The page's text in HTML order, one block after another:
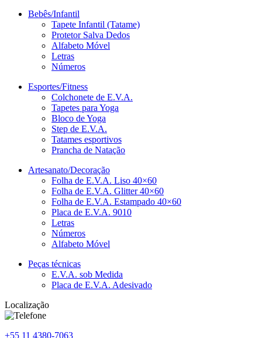
Bebês/Infantil
Tapete Infantil (Tatame)
Protetor Salva Dedos
Alfabeto Móvel
Letras
Números
Esportes/Fitness
Colchonete de E.V.A.
Tapetes para Yoga
Bloco de Yoga
Step de E.V.A.
Tatames esportivos
Prancha de Natação
Artesanato/Decoração
Folha de E.V.A. Liso 40×60
Folha de E.V.A. Glitter 40×60
Folha de E.V.A. Estampado 40×60
Placa de E.V.A. 9010
Letras
Números
Alfabeto Móvel
Peças técnicas
E.V.A. sob Medida
Placa de E.V.A. Adesivado
Localização
+55 11 4380-7063